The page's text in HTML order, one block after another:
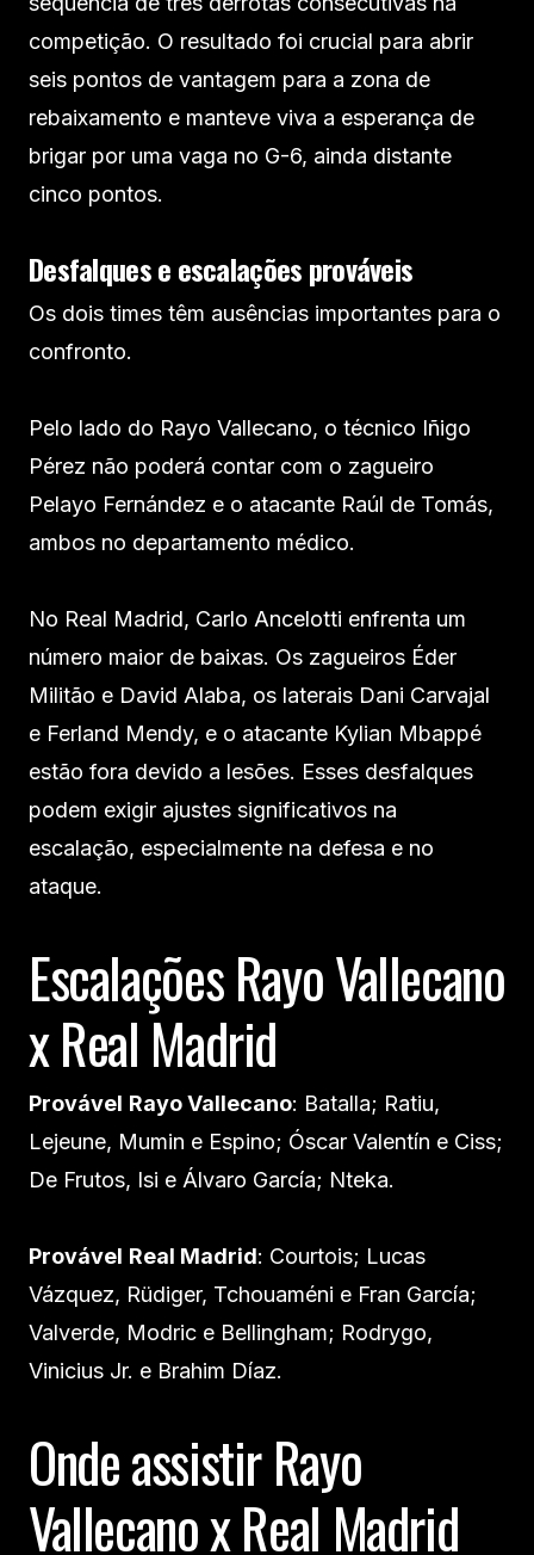
competição. O resultado foi crucial para abrir
seis pontos de vantagem para a zona de
rebaixamento e manteve viva a esperança de
brigar por uma vaga no G-6, ainda distante
cinco pontos.
Desfalques e escalações prováveis
Os dois times têm ausências importantes para o
confronto.
Pelo lado do Rayo Vallecano, o técnico Iñigo
Pérez não poderá contar com o zagueiro
Pelayo Fernández e o atacante Raúl de Tomás,
ambos no departamento médico.
No Real Madrid, Carlo Ancelotti enfrenta um
número maior de baixas. Os zagueiros Éder
Militão e David Alaba, os laterais Dani Carvajal
e Ferland Mendy, e o atacante Kylian Mbappé
estão fora devido a lesões. Esses desfalques
podem exigir ajustes significativos na
escalação, especialmente na defesa e no
ataque.
Escalações Rayo Vallecano
x Real Madrid
Provável Rayo Vallecano: Batalla; Ratiu,
Lejeune, Mumin e Espino; Óscar Valentín e Ciss;
De Frutos, Isi e Álvaro García; Nteka.
Provável Real Madrid: Courtois; Lucas
Vázquez, Rüdiger, Tchouaméni e Fran García;
Valverde, Modric e Bellingham; Rodrygo,
Vinicius Jr. e Brahim Díaz.
Onde assistir Rayo
Vallecano x Real Madrid